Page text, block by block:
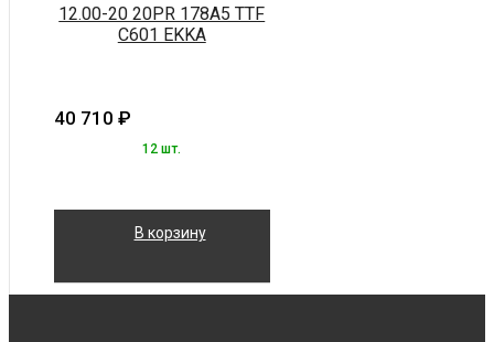
12.00-20 20PR 178A5 TTF
C601 EKKA
40 710 ₽
12 шт.
В корзину